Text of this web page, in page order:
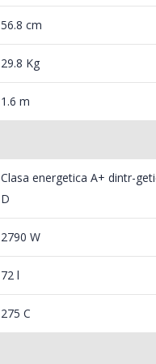
56.8 cm
29.8 Kg
1.6 m
Clasa energetica A+ dintr-
D
2790 W
72 l
275 C